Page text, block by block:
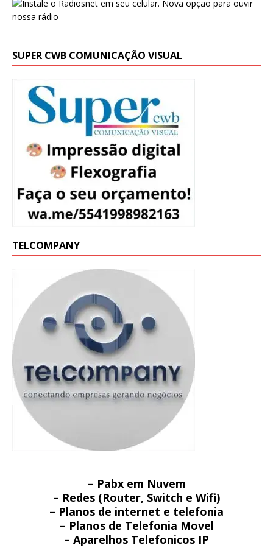
SUPER CWB COMUNICAÇÃO VISUAL
TELCOMPANY
– Pabx em Nuvem
– Redes (Router, Switch e Wifi)
– Planos de internet e telefonia
– Planos de Telefonia Movel
– Aparelhos Telefonicos IP